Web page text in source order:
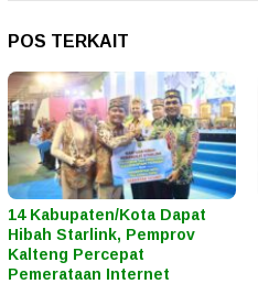
POS TERKAIT
14 Kabupaten/Kota Dapat
Hibah Starlink, Pemprov
Kalteng Percepat
Pemerataan Internet